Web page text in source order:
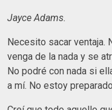
Jayce Adams.
Necesito sacar ventaja.
venga de la nada y se
No podré con nada si
a mí. No estoy